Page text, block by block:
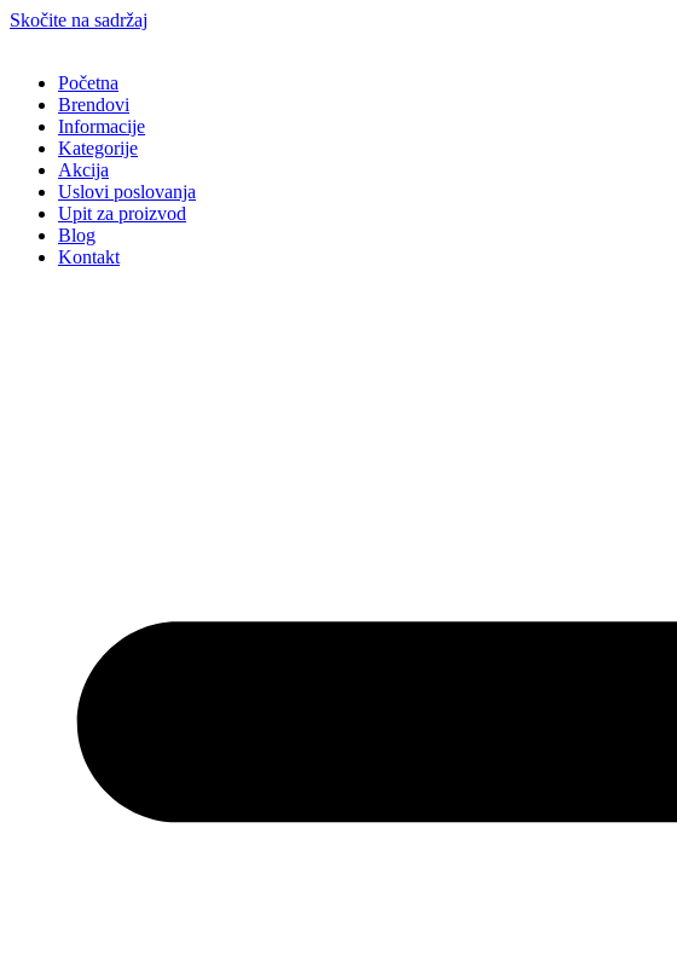
Skočite na sadržaj
Početna
Brendovi
Informacije
Kategorije
Akcija
Uslovi poslovanja
Upit za proizvod
Blog
Kontakt